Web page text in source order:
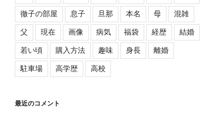
徹子の部屋 息子 旦那 本名 母 混雑
父 現在 画像 病気 福袋 経歴 結婚
若い頃 購入方法 趣味 身長 離婚
駐車場 高学歴 高校
最近のコメント